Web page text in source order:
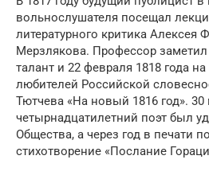
вольнослушателя посещал
литературного критика Алексея
Мерзлякова. Профессор
талант и 22 февраля 1818 года
любителей Российской
Тютчева «На новый 1816 год». 30
четырнадцатилетний поэт был
Общества, а через год в печати
стихотворение «Послание